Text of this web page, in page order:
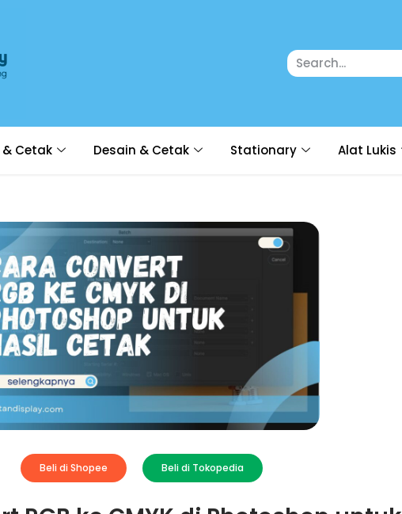
Cetak Desain & Cetak Stationary Alat Lukis
Beli di Shopee Beli di Tokopedia